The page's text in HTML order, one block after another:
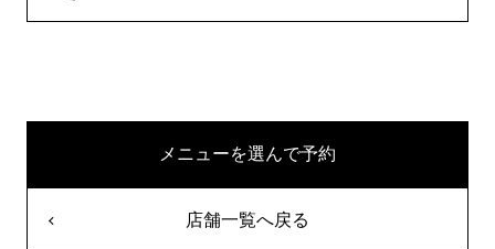
メニューを選んで予約
店舗一覧へ戻る